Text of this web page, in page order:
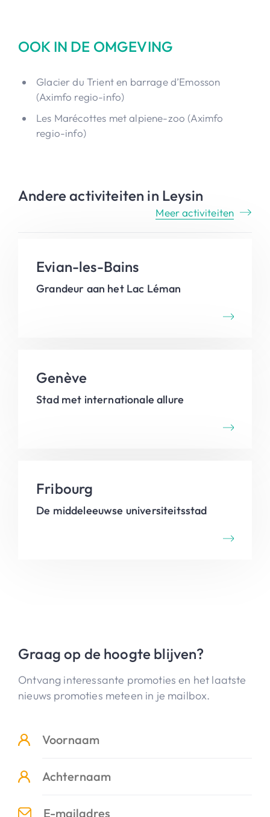
OOK IN DE OMGEVING
Glacier du Trient en barrage d’Emosson
(Aximfo regio-info)
Les Marécottes met alpiene-zoo (Aximfo
regio-info)
Andere activiteiten in Leysin
Meer activiteiten
Evian-les-Bains
Grandeur aan het Lac Léman
Genève
Stad met internationale allure
Fribourg
De middeleeuwse universiteitsstad
Graag op de hoogte blijven?
Ontvang interessante promoties en het laatste
nieuws promoties meteen in je mailbox.